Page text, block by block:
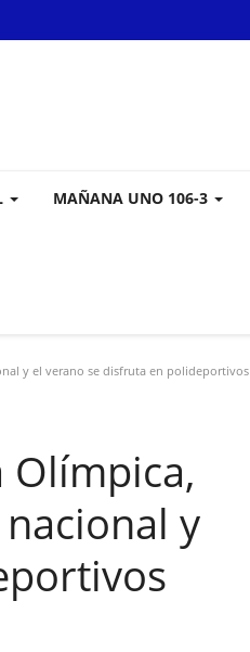
MAÑANA UNO 106-3
y el verano se disfruta en polideportivos
Olímpica,
y